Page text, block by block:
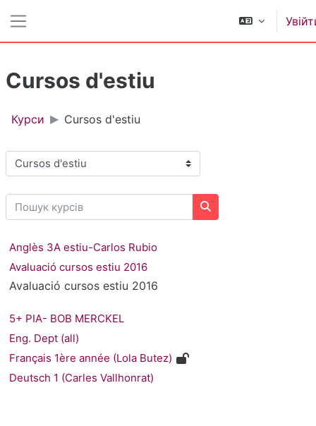
Cursos d'estiu
Курси Cursos d'estiu
Категорії курсів
Пошук курсів
Пошук курсів
Anglès 3A estiu-Carlos Rubio
Avaluació cursos estiu 2016
Avaluació cursos estiu 2016
5+ PIA- BOB MERCKEL
Eng. Dept (all)
Français 1ère année (Lola Butez)
Deutsch 1 (Carles Vallhonrat)